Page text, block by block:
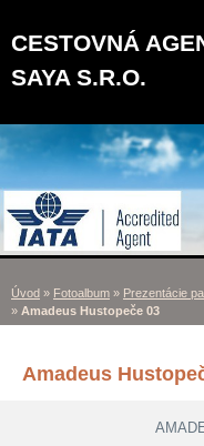
CESTOVNÁ
SAYA S.R.O.
Úvod » Fotoalbum » Prezentácie
» Amadeus Hustopeče 03
Amadeus